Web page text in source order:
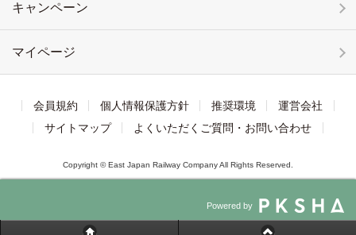
キャンペーン
マイページ
会員規約 個人情報保護方針 推奨環境
運営会社
サイトマップ
よくいただくご質問・お問い合わせ
Copyright © East Japan Railway Company All Rights Reserved.
Powered by